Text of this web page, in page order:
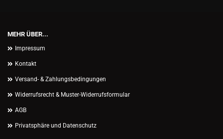
MEHR ÜBER...
Impressum
Kontakt
Versand- & Zahlungsbedingungen
Widerrufsrecht & Muster-Widerrufsformular
AGB
Privatsphäre und Datenschutz